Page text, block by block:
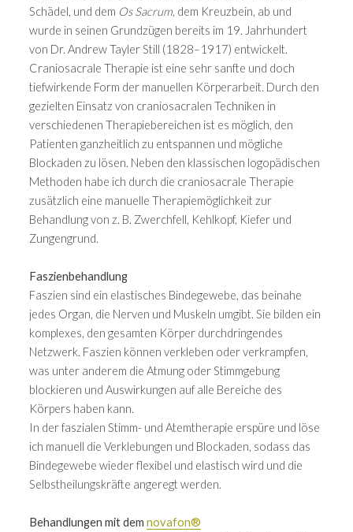
Schädel, und dem Os Sacrum, dem Kreuzbein, ab und
wurde in seinen Grundzügen bereits im 19. Jahrhundert
von Dr. Andrew Tayler Still (1828–1917) entwickelt.
Craniosacrale Therapie ist eine sehr sanfte und doch
tiefwirkende Form der manuellen Körperarbeit. Durch den
gezielten Einsatz von craniosacralen Techniken in
verschiedenen Therapiebereichen ist es möglich, den
Patienten ganzheitlich zu entspannen und mögliche
Blockaden zu lösen. Neben den klassischen logopädischen
Methoden habe ich durch die craniosacrale Therapie
zusätzlich eine manuelle Therapiemöglichkeit zur
Behandlung von z. B. Zwerchfell, Kehlkopf, Kiefer und
Zungengrund.
Faszienbehandlung
Faszien sind ein elastisches Bindegewebe, das beinahe
jedes Organ, die Nerven und Muskeln umgibt. Sie bilden ein
komplexes, den gesamten Körper durchdringendes
Netzwerk. Faszien können verkleben oder verkrampfen,
was unter anderem die Atmung oder Stimmgebung
blockieren und Auswirkungen auf alle Bereiche des
Körpers haben kann.
In der faszialen Stimm- und Atemtherapie erspüre und löse
ich manuell die Verklebungen und Blockaden, sodass das
Bindegewebe wieder flexibel und elastisch wird und die
Selbstheilungskräfte angeregt werden.
Behandlungen mit dem novafon®